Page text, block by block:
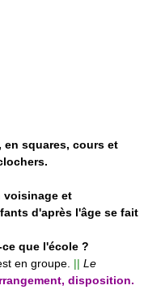
en squares, cours et
voisinage et
d'après l'âge se fait
que l'école ?
en groupe. || Le
disposition.